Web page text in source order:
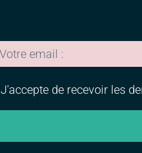
J'accepte de recevoir les